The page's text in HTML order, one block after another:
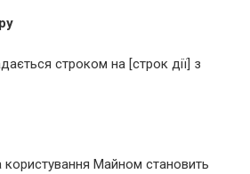
строком на [строк дії] з
користування Майном становить